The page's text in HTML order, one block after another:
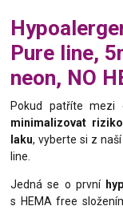
Pure line,
neon, NO
Pokud patříte mezi
minimalizovat
laku, vyberte si z
line.
Jedná se o první
s HEMA free